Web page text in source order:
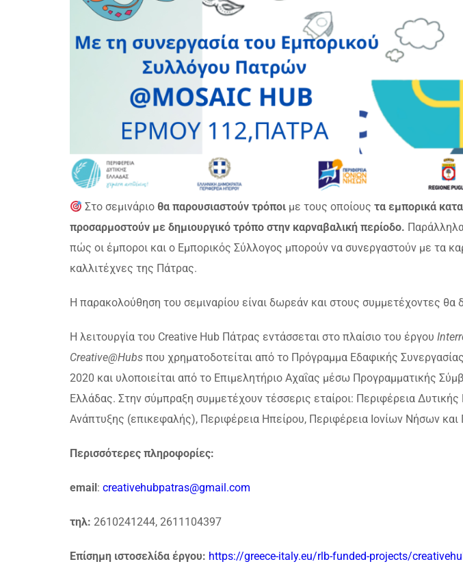
Στο σεμινάριο θα παρουσιαστούν τρόποι με τους οποίουςτα εμπορικά
προσαρμοστούν με δημιουργικό τρόπο στην καρναβαλική περίοδο.
πώς οι έμποροι και ο Εμπορικός Σύλλογος μπορούν να συνεργαστούν με τα
καλλιτέχνες της Πάτρας.
Η παρακολούθηση του σεμιναρίου είναι δωρεάν και στους συμμετέχοντες θα
Η λειτουργία του Creative Hub Πάτρας εντάσσεται στο πλαίσιο του έργου
Creative@Hubs που χρηματοδοτείται από το Πρόγραμμα Εδαφικής
2020 και υλοποιείται από το Επιμελητήριο Αχαΐας μέσω Προγραμματικής
Ελλάδας. Στην σύμπραξη συμμετέχουν τέσσερις εταίροι: Περιφέρεια
Ανάπτυξης (επικεφαλής), Περιφέρεια Ηπείρου, Περιφέρεια Ιονίων Νήσων και
Περισσότερες πληροφορίες:
email : creativehubpatras@gmail.com
τηλ: 2610241244, 2611104397
Επίσημη ιστοσελίδα έργου: https://greece-italy.eu/rlb-funded-projects/